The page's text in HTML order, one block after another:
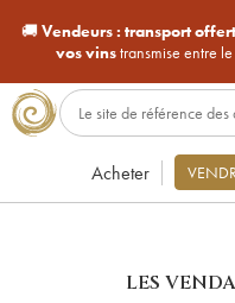
🚚Vendeurs : transport
vos vinstransmise entre
Acheter
LES